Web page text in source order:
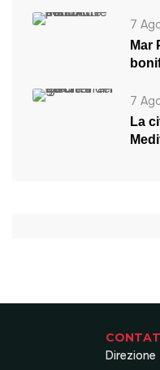
7
Mar
7
La
Direzione